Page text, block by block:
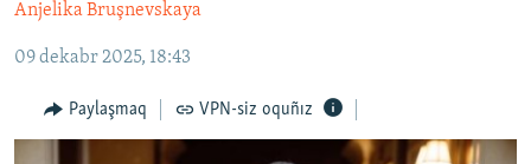
İNSAN AQLARI
VİDEO
SÜRET
Anjelika Bruşnevskaya
09 dekabr 2025, 18:43
Paylaşmaq VPN-siz oquñız